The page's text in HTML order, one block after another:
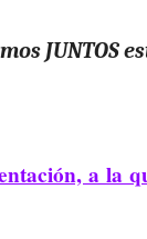
JUNTOS
a la